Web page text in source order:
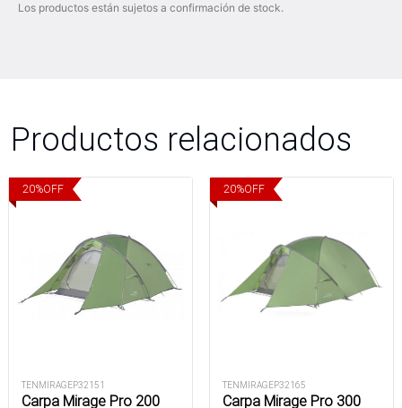
Los productos están sujetos a confirmación de stock.
Productos relacionados
20%OFF
TENMIRAGEP32151
Carpa Mirage Pro 200
20%OFF
TENMIRAGEP32165
Carpa Mirage Pro 300